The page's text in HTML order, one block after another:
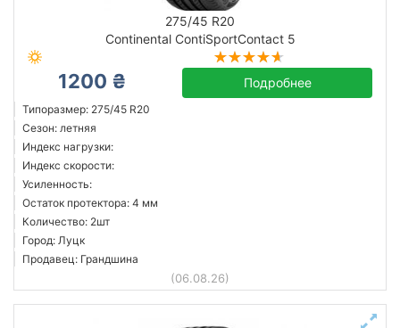
275/45 R20
Continental ContiSportContact 5
1200 ₴ Подробнее
Типоразмер: 275/45 R20
Сезон: летняя
Индекс нагрузки:
Индекс скорости:
Усиленность:
Остаток протектора: 4 мм
Количество: 2шт
Город: Луцк
Продавец: Грандшина
(06.08.26)